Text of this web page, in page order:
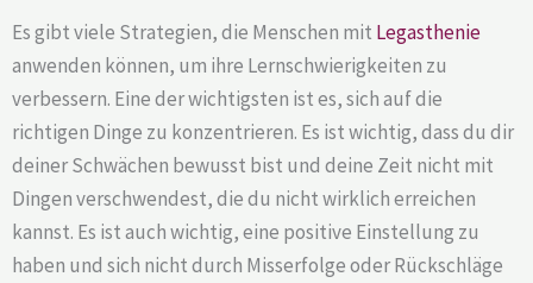
Es gibt viele Strategien, die Menschen mit Legasthenie
anwenden können, um ihre Lernschwierigkeiten zu
verbessern. Eine der wichtigsten ist es, sich auf die
richtigen Dinge zu konzentrieren. Es ist wichtig, dass du dir
deiner Schwächen bewusst bist und deine Zeit nicht mit
Dingen verschwendest, die du nicht wirklich erreichen
kannst. Es ist auch wichtig, eine positive Einstellung zu
haben und sich nicht durch Misserfolge oder Rückschläge